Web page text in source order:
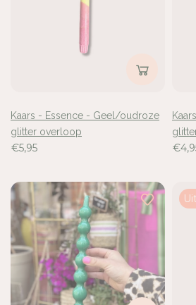
Kaars - Essence - Geel/oudroze
glitter overloop
€5,95